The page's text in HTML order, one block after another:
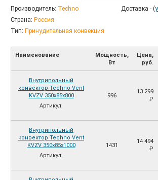
Производитель: Techno
Страна: Россия
Тип: Принудительная конвекция
Доставка - (
Наименование
Мощность,
Вт
Цена,
руб.
Внутрипольный
конвектор Techno Vent
KVZV 350х85х800
Артикул:
996
13 299
₽
Внутрипольный
конвектор Techno Vent
KVZV 350х85х1000
Артикул:
1431
14 494
₽